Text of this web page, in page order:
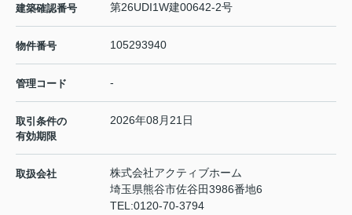
建築確認番号 第26UDI1W建00642-2号
物件番号 105293940
管理コード -
取引条件の
有効期限
2026年08月21日
取扱会社
株式会社アクティブホーム
埼玉県熊谷市佐谷田3986番地6
TEL:0120-70-3794